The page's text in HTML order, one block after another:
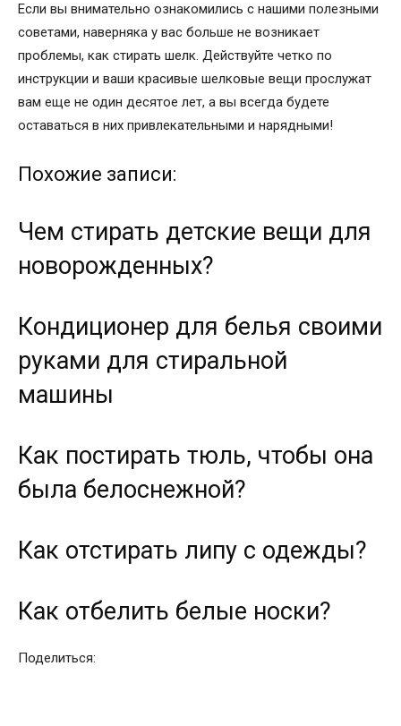
Если вы внимательно ознакомились с нашими полезными
советами, наверняка у вас больше не возникает
проблемы, как стирать шелк. Действуйте четко по
инструкции и ваши красивые шелковые вещи прослужат
вам еще не один десятое лет, а вы всегда будете
оставаться в них привлекательными и нарядными!
Похожие записи:
Чем стирать детские вещи для
новорожденных?
Кондиционер для белья своими
руками для стиральной
машины
Как постирать тюль, чтобы она
была белоснежной?
Как отстирать липу с одежды?
Как отбелить белые носки?
Поделиться: